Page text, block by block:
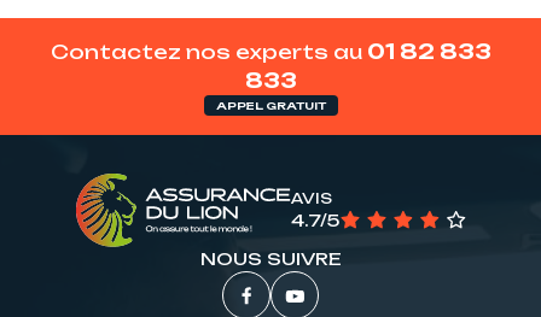
Contactez nos experts au 01 82 833
833
APPEL GRATUIT
AVIS
4.7/5
NOUS SUIVRE